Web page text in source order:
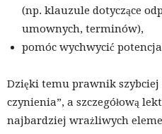
(np. klauzule dotyczące
umownych, terminów),
pomóc wychwycić
Dzięki temu prawnik szybciej
czynienia”, a szczegółową
najbardziej wrażliwych